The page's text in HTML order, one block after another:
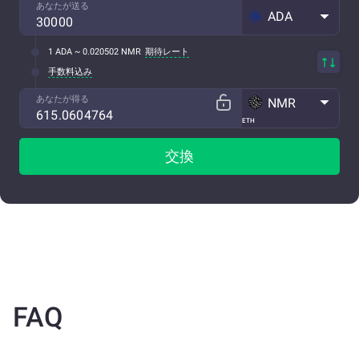
あなたが送る
ADA
1 ADA ~ 0.020502 NMR 期待レート
手数料込み
あなたが得る
ETH
NMR
交換
FAQ